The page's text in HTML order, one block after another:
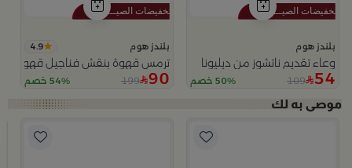
بلندز هوم
وعاء تقديم ناتشوز من ديليونا
54
109 50% خصم
بلندز هوم 4.9
ترمس قهوة بنقش فناجيل قهوة
90
199 54% خصم